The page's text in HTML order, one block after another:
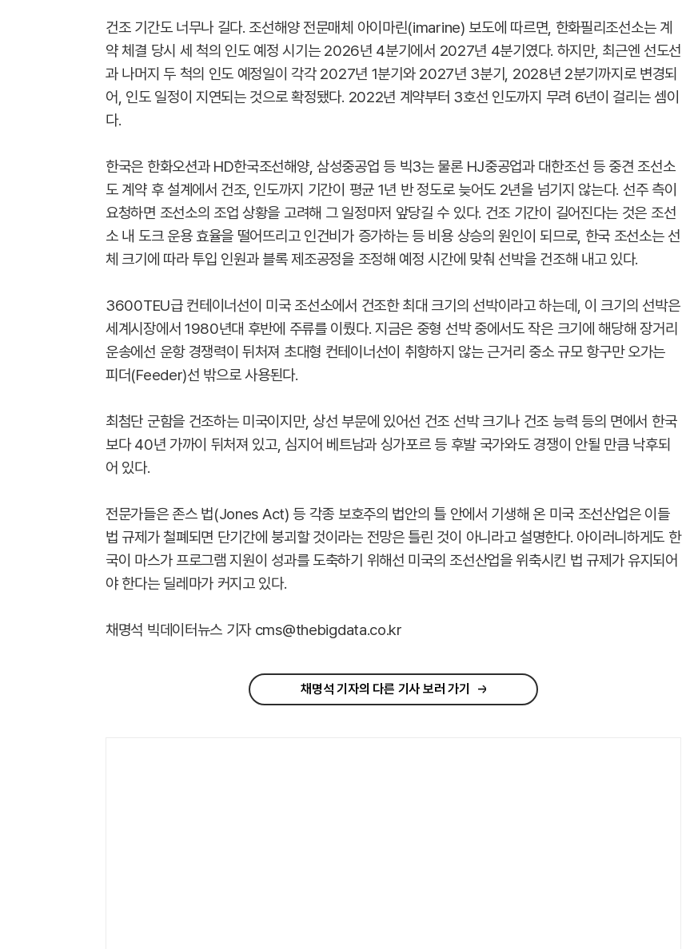
건조 기간도 너무나 길다. 조선해양 전문매체 아이마린(imarine) 보도에 따르면, 한화필리조선소는 계
약 체결 당시 세 척의 인도 예정 시기는 2026년 4분기에서 2027년 4분기였다. 하지만, 최근엔 선도선
과 나머지 두 척의 인도 예정일이 각각 2027년 1분기와 2027년 3분기, 2028년 2분기까지로 변경되
어, 인도 일정이 지연되는 것으로 확정됐다. 2022년 계약부터 3호선 인도까지 무려 6년이 걸리는 셈이
다.
한국은 한화오션과 HD한국조선해양, 삼성중공업 등 빅3는 물론 HJ중공업과 대한조선 등 중견 조선소
도 계약 후 설계에서 건조, 인도까지 기간이 평균 1년 반 정도로 늦어도 2년을 넘기지 않는다. 선주 측이
요청하면 조선소의 조업 상황을 고려해 그 일정마저 앞당길 수 있다. 건조 기간이 길어진다는 것은 조선
소 내 도크 운용 효율을 떨어뜨리고 인건비가 증가하는 등 비용 상승의 원인이 되므로, 한국 조선소는 선
체 크기에 따라 투입 인원과 블록 제조공정을 조정해 예정 시간에 맞춰 선박을 건조해 내고 있다.
3600TEU급 컨테이너선이 미국 조선소에서 건조한 최대 크기의 선박이라고 하는데, 이 크기의 선박은
세계시장에서 1980년대 후반에 주류를 이뤘다. 지금은 중형 선박 중에서도 작은 크기에 해당해 장거리
운송에선 운항 경쟁력이 뒤처져 초대형 컨테이너선이 취항하지 않는 근거리 중소 규모 항구만 오가는
피더(Feeder)선 밖으로 사용된다.
최첨단 군함을 건조하는 미국이지만, 상선 부문에 있어선 건조 선박 크기나 건조 능력 등의 면에서 한국
보다 40년 가까이 뒤처져 있고, 심지어 베트남과 싱가포르 등 후발 국가와도 경쟁이 안될 만큼 낙후되
어 있다.
전문가들은 존스 법(Jones Act) 등 각종 보호주의 법안의 틀 안에서 기생해 온 미국 조선산업은 이들
법 규제가 철폐되면 단기간에 붕괴할 것이라는 전망은 틀린 것이 아니라고 설명한다. 아이러니하게도 한
국이 마스가 프로그램 지원이 성과를 도축하기 위해선 미국의 조선산업을 위축시킨 법 규제가 유지되어
야 한다는 딜레마가 커지고 있다.
채명석 빅데이터뉴스 기자 cms@thebigdata.co.kr
채명석 기자의 다른 기사 보러 가기